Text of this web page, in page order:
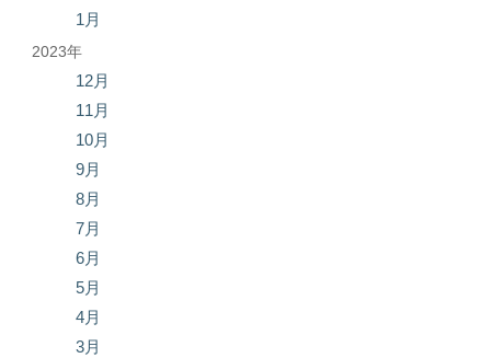
1月
2023年
12月
11月
10月
9月
8月
7月
6月
5月
4月
3月